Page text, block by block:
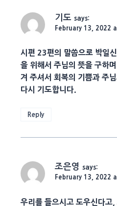
기도 says:
February 13, 2022
시편 23편의 말씀으로 박일
을 위해서 주님의 뜻을 구하
겨 주셔서 회복의 기쁨과 주
다시 기도합니다.
Reply
조은영 says:
February 13, 2022
우리를 들으시고 도우신다고